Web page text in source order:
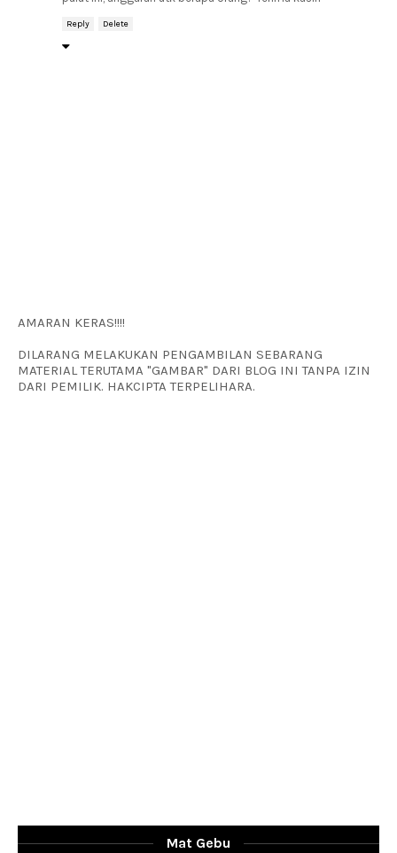
Reply Delete
AMARAN KERAS!!!!
DILARANG MELAKUKAN PENGAMBILAN SEBARANG
MATERIAL TERUTAMA "GAMBAR" DARI BLOG INI TANPA IZIN
DARI PEMILIK. HAKCIPTA TERPELIHARA.
Mat Gebu